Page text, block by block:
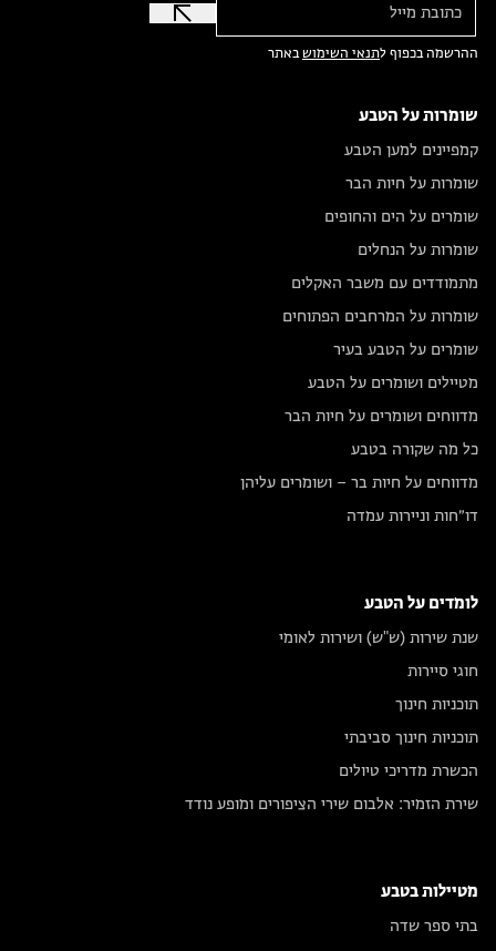
ההרשמה בכפוף לתנאי השימושבאתר
שומרות על הטבע
קמפיינים למען הטבע
שומרות על חיות הבר
שומרים על הים והחופים
שומרות על הנחלים
מתמודדים עם משבר האקלים
שומרות על המרחבים הפתוחים
שומרים על הטבע בעיר
מטיילים ושומרים על הטבע
מדווחים ושומרים על חיות הבר
כל מה שקורה בטבע
מדווחים על חיות בר – ושומרים עליהן
דו״חות וניירות עמדה
לומדים על הטבע
שנת שירות (ש"ש) ושירות לאומי
חוגי סיירות
תוכניות חינוך
תוכניות חינוך סביבתי
הכשרת מדריכי טיולים
שירת הזמיר: אלבום שירי הציפורים ומופע נודד
מטיילות בטבע
בתי ספר שדה